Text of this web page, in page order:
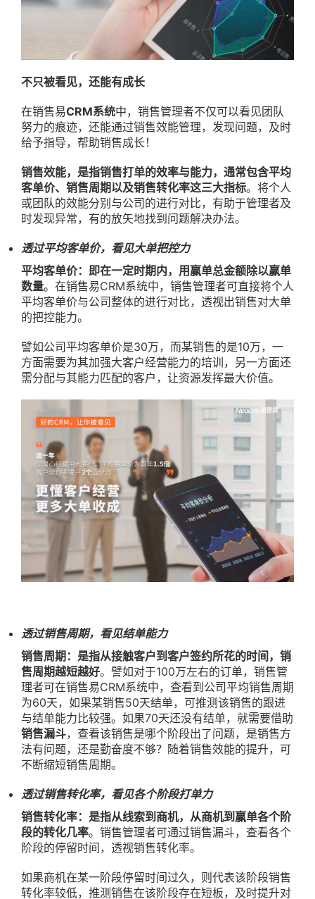
不只被看见，还能有成长
在销售易CRM系统中，销售管理者不仅可以看见团队
努力的痕迹，还能通过销售效能管理，发现问题，及时
给予指导，帮助销售成长！
销售效能，是指销售打单的效率与能力，通常包含平均
客单价、销售周期以及销售转化率这三大指标。将个人
或团队的效能分别与公司的进行对比，有助于管理者及
时发现异常，有的放矢地找到问题解决办法。
透过平均客单价，看见大单把控力
平均客单价：即在一定时期内，用赢单总金额除以赢单
数量。在销售易CRM系统中，销售管理者可直接将个人
平均客单价与公司整体的进行对比，透视出销售对大单
的把控能力。
譬如公司平均客单价是30万，而某销售的是10万，一
方面需要为其加强大客户经营能力的培训，另一方面还
需分配与其能力匹配的客户，让资源发挥最大价值。
透过销售周期，看见结单能力
销售周期：是指从接触客户到客户签约所花的时间，销
售周期越短越好。譬如对于100万左右的订单，销售管
理者可在销售易CRM系统中，查看到公司平均销售周期
为60天，如果某销售50天结单，可推测该销售的跟进
与结单能力比较强。如果70天还没有结单，就需要借助
销售漏斗，查看该销售是哪个阶段出了问题，是销售方
法有问题，还是勤奋度不够？随着销售效能的提升，可
不断缩短销售周期。
透过销售转化率，看见各个阶段打单力
销售转化率：是指从线索到商机，从商机到赢单各个阶
段的转化几率。销售管理者可通过销售漏斗，查看各个
阶段的停留时间，透视销售转化率。
如果商机在某一阶段停留时间过久，则代表该阶段销售
转化率较低，推测销售在该阶段存在短板，及时提升对